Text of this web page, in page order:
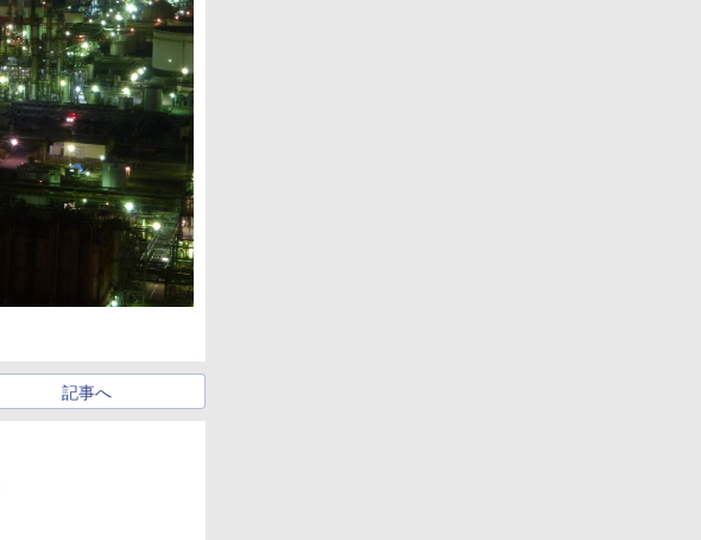
記事へ